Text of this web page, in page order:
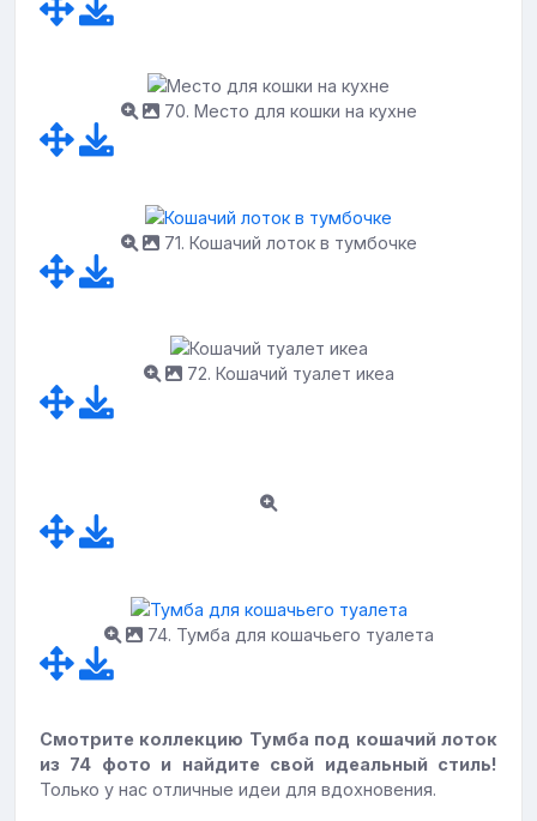
70. Место для кошки на кухне
71. Кошачий лоток в тумбочке
72. Кошачий туалет икеа
74. Тумба для кошачьего туалета
Смотрите коллекцию Тумба под кошачий лоток
из 74 фото и найдите свой идеальный стиль!
Только у нас отличные идеи для вдохновения.